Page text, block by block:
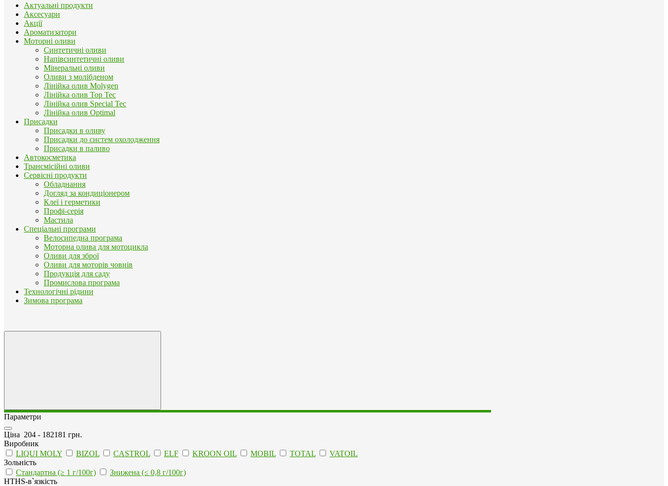
Актуальні продукти
Аксесуари
Акції
Ароматизатори
Моторні оливи
Синтетичні оливи
Напівсинтетичні оливи
Мінеральні оливи
Оливи з молібденом
Лінійка олив Molygen
Лінійка олив Top Tec
Лінійка олив Special Tec
Лінійка олив Optimal
Присадки
Присадки в оливу
Присадки до систем охолодження
Присадки в паливо
Автокосметика
Трансмісійні оливи
Сервісні продукти
Обладнання
Догляд за кондиціонером
Клеї і герметики
Профі-серія
Мастила
Спеціальні програми
Велосипедна програма
Моторна олива для мотоцикла
Оливи для зброї
Оливи для моторів човнів
Продукція для саду
Промислова програма
Технологічні рідини
Зимова програма
Параметри
Ціна 204 - 182181 грн.
Виробник
LIQUI MOLY
BIZOL CASTROL ELF KROON OIL MOBIL TOTAL
VATOIL
Зольність
Стандартна (≥ 1 г/100г)
Знижена (≤ 0,8 г/100г)
HTHS-в`язкість